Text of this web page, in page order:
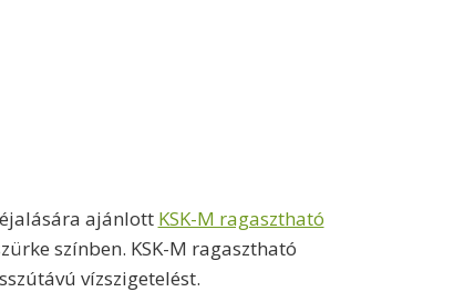
ajánlott KSK-M ragasztható
színben. KSK-M ragasztható
vízszigetelést.